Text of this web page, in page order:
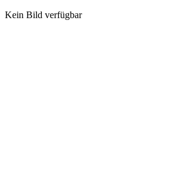
Kein Bild verfügbar